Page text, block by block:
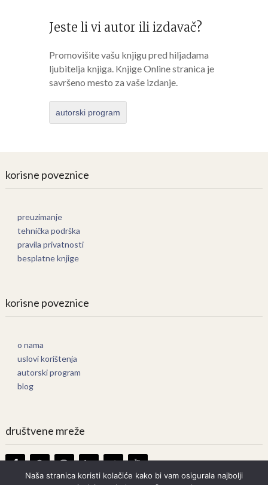
Jeste li vi autor ili izdavač?
Promovišite vašu knjigu pred hiljadama
ljubitelja knjiga. Knjige Online stranica je
savršeno mesto za vaše izdanje.
autorski program
korisne poveznice
preuzimanje
tehnička podrška
pravila privatnosti
besplatne knjige
korisne poveznice
o nama
uslovi korištenja
autorski program
blog
društvene mreže
Naša stranica koristi kolačiće kako bi vam osigurala najbolji